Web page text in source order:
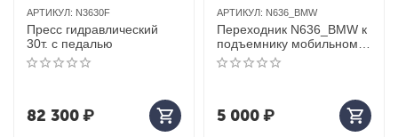
АРТИКУЛ: N3630F
Пресс гидравлический
30т. с педалью
82 300₽
АРТИКУЛ: N636_BMW
Переходник N636_BMW к
подъемнику мобильному
мини N636-2,5
5 000₽